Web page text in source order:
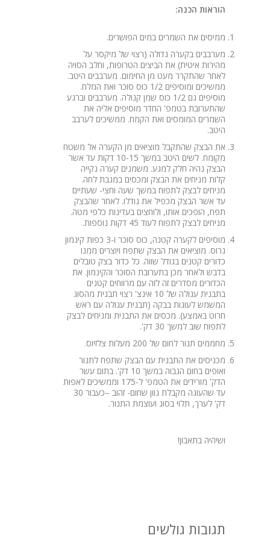
הוראות הכנה:
ממיסים את השמרים במים הפושרים.
מערבבים בקערה גדולה (רצוי של מיקסר על
מהירות איטית) את הביצים הטרופות, וחלב הסויה
לאחר שהתקרר מעט מן החימום. מערבבים היטב.
ממשיכים ומוסיפים 1/2 כוס סוכר ואת המלח.
מוסיפים גם 1/2 כוס שמן קנולה. מערבבים וברגע
שהתערובת בטמפ' החדר מוסיפים אליה את
השמרים המומסים ואת הקמח. ממשיכים לערבב
היטב.
את הבצק שהתקבל מוציאים מן הקערה אל משטח
מקומח. לשים היטב במשך 10-15 דקות עד אשר
הבצק נהיה חלק למגע. משמנים קערה נקייה
קלות מניחים את הבצק ומכסים במגבת לחה.
מניחים לבצק לתפוח במשך שעה וחצי- שעתיים
עד אשר הבצק מכפיל את גודלו. לאחר שהבצק
תפח, הופכים אותו, ולוחצים בעדינות כלפי מטה.
מניחים לבצק לתפוח לעוד 45 דקות נוספות.
מוסיפים לקערה קטנה, כוס סוכר ו-3 כפות קינמון
גרוס. מוציאים את הבצק שתפח ויוצרים ממנו
כדורים קטנים בגודל שווה. כל כדור בצק טובלים
בדבש ולאחר מכן בתערובת הסוכר והקינמון. את
הכדורים מסדרים זה לזה עם מרווחים קטנים
בתבנית עגולה של 10 אינצ' רצוי תבנית מהסוג
המשמש לעוגות בבקה (תבנית עגולה עם ראש
חרוט באמצע). מכסים את התבנית ומניחים לבצק
לתפוח שוב למשך 30 דק'.
מחממים תנור לחום של 200 מעלות צלזיוס.
מכניסים את התבנית עם הבצק שתפח לתנור
ואופים בחום הגבוה במשך 10 דק'. בתום עשר
הדק' מורידים את הטמפ' ל-175 וממשיכים לאפות
עד שהעוגה מקבלת גוון שחום- זהוב –כעבור 30
דק' לערך, תלוי בסוג ועוצמת התנור.
ושיהיה בתאבון!
תגובות גולשים